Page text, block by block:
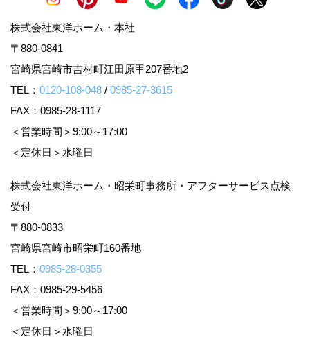
株式会社東洋ホーム・本社
〒880-0841
宮崎県宮崎市吉村町江田原甲207番地2
TEL： 0120-108-048 / 0985-27-3615
FAX：0985-28-1117
＜営業時間＞9:00～17:00
＜定休日＞水曜日
株式会社東洋ホーム・昭栄町事務所・アフターサービス点検
受付
〒880-0833
宮崎県宮崎市昭栄町160番地
TEL： 0985-28-0355
FAX：0985-29-5456
＜営業時間＞9:00～17:00
＜定休日＞水曜日